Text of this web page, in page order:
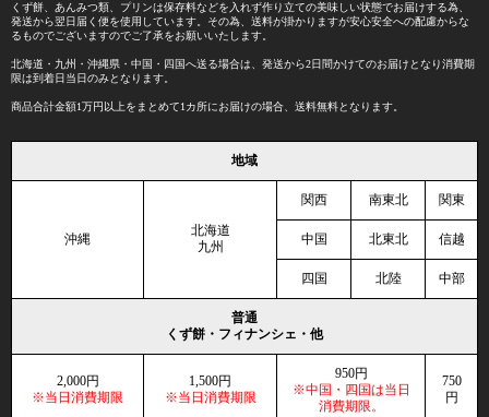
くず餅、あんみつ類、プリンは保存料などを入れず作り立ての美味しい状態でお届けする為、
発送から翌日届く便を使用しています。その為、送料が掛かりますが安心安全への配慮からな
るものでございますのでご了承をお願いいたします。
北海道・九州・沖縄県・中国・四国へ送る場合は、発送から2日間かけてのお届けとなり消費期
限は到着日当日のみとなります。
商品合計金額1万円以上をまとめて1カ所にお届けの場合、送料無料となります。
地域
沖縄
北海道
九州
関西 南東北 関東
中国 北東北 信越
四国 北陸 中部
普通
くず餅・フィナンシェ・他
2,000円
※当日消費期限
1,500円
※当日消費期限
950円
※中国・四国は当日
消費期限。
750
円